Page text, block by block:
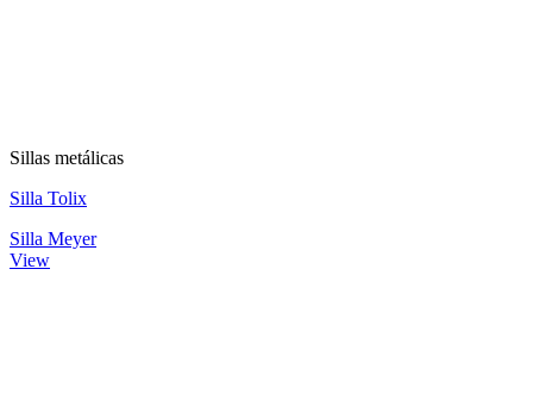
Sillas metálicas
Silla Tolix
Silla Meyer
View